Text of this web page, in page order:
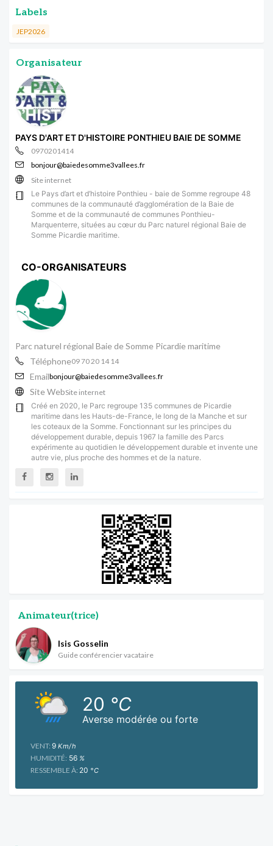
Labels
JEP2026
Organisateur
PAYS D'ART ET D'HISTOIRE PONTHIEU BAIE DE SOMME
0970201414
bonjour@baiedesomme3vallees.fr
Site internet
Le Pays d’art et d’histoire Ponthieu - baie de Somme regroupe 48
communes de la communauté d’agglomération de la Baie de
Somme et de la communauté de communes Ponthieu-
Marquenterre, situées au cœur du Parc naturel régional Baie de
Somme Picardie maritime.
CO-ORGANISATEURS
Parc naturel régional Baie de Somme Picardie maritime
Téléphone09 70 20 14 14
Emailbonjour@baiedesomme3vallees.fr
Site WebSite internet
Créé en 2020, le Parc regroupe 135 communes de Picardie
maritime dans les Hauts-de-France, le long de la Manche et sur
les coteaux de la Somme. Fonctionnant sur les principes du
développement durable, depuis 1967 la famille des Parcs
expérimente au quotidien le développement durable et invente une
autre vie, plus proche des hommes et de la nature.
Animateur(trice)
Isis Gosselin
Guide conférencier vacataire
Averse modérée ou forte
20 °C
VENT: 9 Km/h
HUMIDITÉ: 56 %
RESSEMBLE À: 20 °C